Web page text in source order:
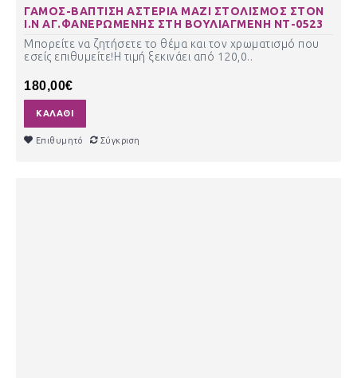
ΓΑΜΟΣ-ΒΑΠΤΙΣΗ ΑΣΤΕΡΙΑ ΜΑΖΙ ΣΤΟΛΙΣΜΟΣ ΣΤΟΝ
Ι.Ν ΑΓ.ΦΑΝΕΡΩΜΕΝΗΣ ΣΤΗ ΒΟΥΛΙΑΓΜΕΝΗ ΝΤ-0523
Μπορείτε να ζητήσετε το θέμα και τον χρωματισμό που
εσείς επιθυμείτε!Η τιμή ξεκινάει από 120,0..
180,00€
ΚΑΛΆΘΙ
Επιθυμητό Σύγκριση